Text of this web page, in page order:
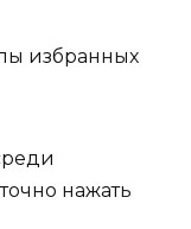
избранных
нажать